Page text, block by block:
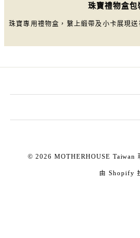
珠寶禮物盒
珠寶專用禮物盒，繫上緞帶及小卡展現送
© 2026 MOTHERHOUSE Taiwan
由 Shopify